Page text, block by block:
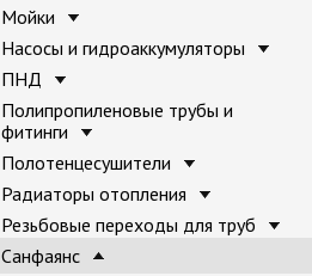
Мойки
Насосы и гидроаккумуляторы
ПНД
Полипропиленовые трубы и
фитинги
Полотенцесушители
Радиаторы отопления
Резьбовые переходы для труб
Санфаянс